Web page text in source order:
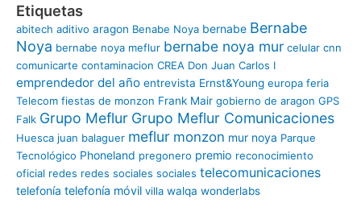
Etiquetas
abitech aditivo aragon Benabe Noya bernabe Bernabe
Noya bernabe noya meflur bernabe noya mur celular cnn
comunicarte contaminacion CREA Don Juan Carlos I
emprendedor del año entrevista Ernst&Young europa feria
Telecom fiestas de monzon Frank Mair gobierno de aragon GPS
Falk Grupo Meflur Grupo Meflur Comunicaciones
Huesca juan balaguer meflur monzon mur noya Parque
Tecnológico Phoneland pregonero premio reconocimiento
oficial redes redes sociales sociales telecomunicaciones
telefonía telefonía móvil villa walqa wonderlabs